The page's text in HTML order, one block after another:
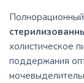
холистическое
поддержания